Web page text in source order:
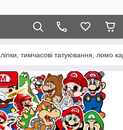
тимчасові татуювання, ломо